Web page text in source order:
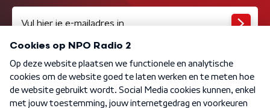
Algemene voorwaarden